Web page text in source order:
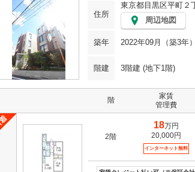
住所
東京都目黒区平町２
周辺地図
築年 2022年09月（築3年）
階建 3階建 (地下1階)
階
家賃
管理費
2階
18万円
20,000円
インターネット無料